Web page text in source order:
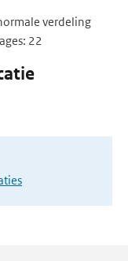
verdeling
22